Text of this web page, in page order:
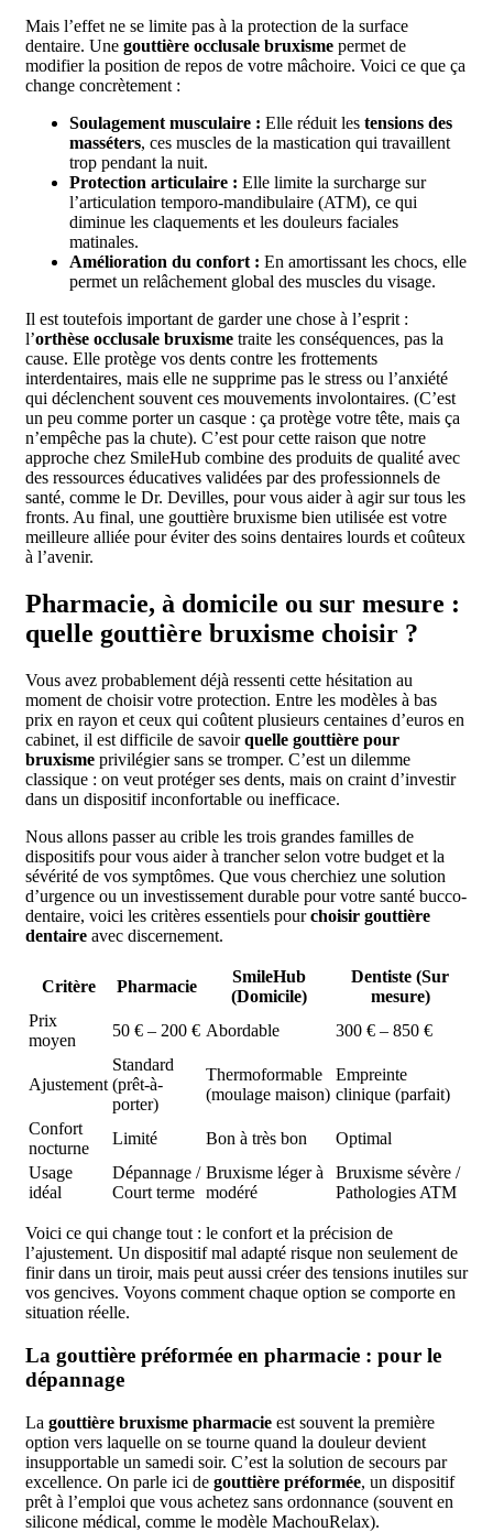
Mais l’effet ne se limite pas à la protection de la surface
dentaire. Une gouttière occlusale bruxisme permet de
modifier la position de repos de votre mâchoire. Voici ce que ça
change concrètement :
Soulagement musculaire : Elle réduit les tensions des
masséters, ces muscles de la mastication qui travaillent
trop pendant la nuit.
Protection articulaire : Elle limite la surcharge sur
l’articulation temporo-mandibulaire (ATM), ce qui
diminue les claquements et les douleurs faciales
matinales.
Amélioration du confort : En amortissant les chocs, elle
permet un relâchement global des muscles du visage.
Il est toutefois important de garder une chose à l’esprit :
l’orthèse occlusale bruxisme traite les conséquences, pas la
cause. Elle protège vos dents contre les frottements
interdentaires, mais elle ne supprime pas le stress ou l’anxiété
qui déclenchent souvent ces mouvements involontaires. (C’est
un peu comme porter un casque : ça protège votre tête, mais ça
n’empêche pas la chute). C’est pour cette raison que notre
approche chez SmileHub combine des produits de qualité avec
des ressources éducatives validées par des professionnels de
santé, comme le Dr. Devilles, pour vous aider à agir sur tous les
fronts. Au final, une gouttière bruxisme bien utilisée est votre
meilleure alliée pour éviter des soins dentaires lourds et coûteux
à l’avenir.
Pharmacie, à domicile ou sur mesure :
quelle gouttière bruxisme choisir ?
Vous avez probablement déjà ressenti cette hésitation au
moment de choisir votre protection. Entre les modèles à bas
prix en rayon et ceux qui coûtent plusieurs centaines d’euros en
cabinet, il est difficile de savoirquelle gouttière pour
bruxisme privilégier sans se tromper. C’est un dilemme
classique : on veut protéger ses dents, mais on craint d’investir
dans un dispositif inconfortable ou inefficace.
Nous allons passer au crible les trois grandes familles de
dispositifs pour vous aider à trancher selon votre budget et la
sévérité de vos symptômes. Que vous cherchiez une solution
d’urgence ou un investissement durable pour votre santé bucco-
dentaire, voici les critères essentiels pourchoisir gouttière
dentaire avec discernement.
Critère Pharmacie
SmileHub
(Domicile)
Dentiste (Sur
mesure)
Prix
moyen
50 € – 200 € Abordable 300 € – 850 €
Ajustement
Standard
(prêt-à-
porter)
Thermoformable
(moulage maison)
Empreinte
clinique (parfait)
Confort
nocturne
Limité Bon à très bon
Optimal
Usage
idéal
Dépannage /
Court terme
Bruxisme léger à
modéré
Bruxisme sévère /
Pathologies ATM
Voici ce qui change tout : le confort et la précision de
l’ajustement. Un dispositif mal adapté risque non seulement de
finir dans un tiroir, mais peut aussi créer des tensions inutiles sur
vos gencives. Voyons comment chaque option se comporte en
situation réelle.
La gouttière préformée en pharmacie : pour le
dépannage
La gouttière bruxisme pharmacie est souvent la première
option vers laquelle on se tourne quand la douleur devient
insupportable un samedi soir. C’est la solution de secours par
excellence. On parle ici de gouttière préformée, un dispositif
prêt à l’emploi que vous achetez sans ordonnance (souvent en
silicone médical, comme le modèle MachouRelax).